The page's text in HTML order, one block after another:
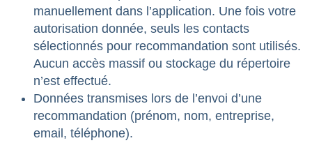
manuellement dans l’application. Une fois votre
autorisation donnée, seuls les contacts
sélectionnés pour recommandation sont utilisés.
Aucun accès massif ou stockage du répertoire
n’est effectué.
Données transmises lors de l’envoi d’une
recommandation (prénom, nom, entreprise,
email, téléphone).